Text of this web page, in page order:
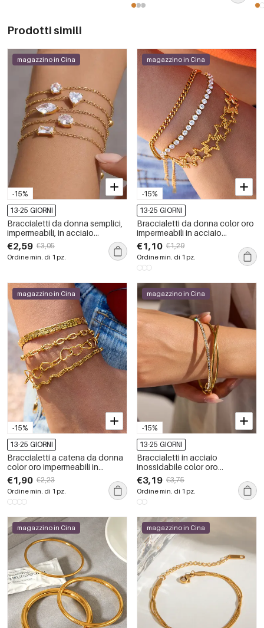
Prodotti simili
-15%
magazzino in Cina
13-25 GIORNI
Braccialetti da donna semplici,
impermeabili, in acciaio
inossidabile color oro con
ciondoli e zirconi.
€2,59 €3,05
Ordine min. di 1 pz.
-15%
magazzino in Cina
13-25 GIORNI
Braccialetti da donna color oro
impermeabili in acciaio
inossidabile con stella classica,
1 pezzo
€1,10 €1,29
Ordine min. di 1 pz.
-15%
magazzino in Cina
13-25 GIORNI
Braccialetti a catena da donna
color oro impermeabili in
acciaio inossidabile con
torsione classica da 1 pezzo
€1,90 €2,23
Ordine min. di 1 pz.
-15%
magazzino in Cina
13-25 GIORNI
Braccialetti in acciaio
inossidabile color oro
impermeabili
€3,19 €3,75
Ordine min. di 1 pz.
magazzino in Cina magazzino in Cina